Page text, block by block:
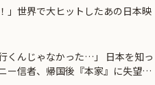
」世界で大ヒットしたあの日本映
くんじゃなかった…」 日本を知っ
ー信者、帰国後『本家』に失望す